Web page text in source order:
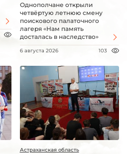
Однополчане открыли
четвёртую летнюю смену
поискового палаточного
лагеря «Нам память
досталась в наследство»
6 августа 2026 103
Астраханская область